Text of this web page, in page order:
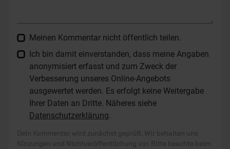
Meinen Kommentar nicht öffentlich teilen.
Ich bin damit einverstanden, dass meine Angaben
anonymisiert erfasst und zum Zweck der
Verbesserung unseres Online-Angebots
ausgewertet werden. Es erfolgt keine Weitergabe
Ihrer Daten an Dritte. Näheres siehe
Datenschutzerklärung.
Dein Kommentar wird zunächst geprüft. Wir behalten uns
Kürzungen und Nichtveröffentlichung vor. Bitte beachte beim